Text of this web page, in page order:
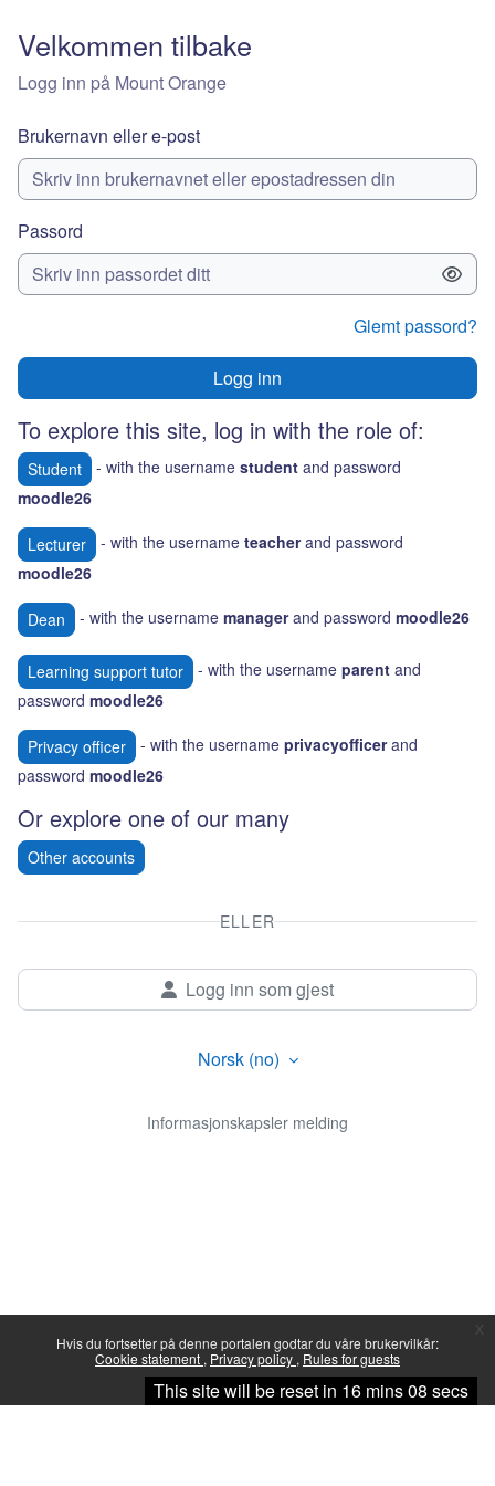
Hvis du fortsetter på denne portalen godtar du våre brukervilkår:
Cookie statement Privacy policy Rules for guests
Fortsett
Velkommen tilbake
Logg inn på Mount Orange
Brukernavn eller e-post
Passord
Glemt passord?
Logg inn
To explore this site, log in with the role of:
Student - with the username student and password
moodle26
Lecturer - with the username teacherand password
moodle26
Dean - with the username managerand password moodle26
Learning support tutor - with the username parent and
password moodle26
Privacy officer - with the username privacyofficerand
password moodle26
Or explore one of our many
Other accounts
ELLER
Logg inn som gjest
Norsk ‎(no)‎
Informasjonskapsler melding
This site will be reset in 16 mins 08 secs